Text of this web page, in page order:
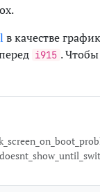
в качестве
i915 .